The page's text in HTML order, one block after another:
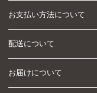
お支払い方法について
配送について
お届けについて